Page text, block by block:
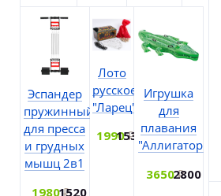
Эспандер
пружинный
для пресса
и грудных
мышц 2в1
19801520
Лото
русское
"Ларец"
19901530
Игрушка
для
плавания
"Аллигатор"
36502800